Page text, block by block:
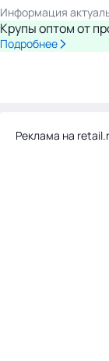
Информация
Крупы оптом от
Подробнее
Реклама на